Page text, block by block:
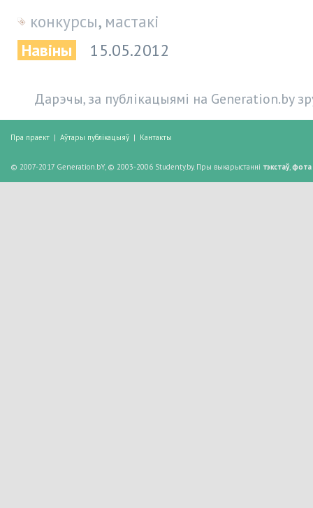
конкурсы, мастакі
Навіны
15.05.2012
Дарэчы, за публікацыямі на Generation.by
Пра праект | Аўтары публікацыяў | Кантакты
© 2007-2017 Generation.bY, © 2003-2006 Studenty.by. Пры выкарыстанні тэкстаў, фота